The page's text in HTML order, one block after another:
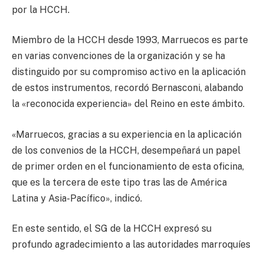
por la HCCH.
Miembro de la HCCH desde 1993, Marruecos es parte
en varias convenciones de la organización y se ha
distinguido por su compromiso activo en la aplicación
de estos instrumentos, recordó Bernasconi, alabando
la «reconocida experiencia» del Reino en este ámbito.
«Marruecos, gracias a su experiencia en la aplicación
de los convenios de la HCCH, desempeñará un papel
de primer orden en el funcionamiento de esta oficina,
que es la tercera de este tipo tras las de América
Latina y Asia-Pacífico», indicó.
En este sentido, el SG de la HCCH expresó su
profundo agradecimiento a las autoridades marroquíes